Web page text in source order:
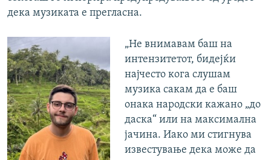
дека музиката е прегласна.
„Не внимавам баш на
интензитетот, бидејќи
најчесто кога слушам
музика сакам да е баш
онака народски кажано „до
даска“ или на максимална
јачина. Иако ми стигнува
известување дека може да